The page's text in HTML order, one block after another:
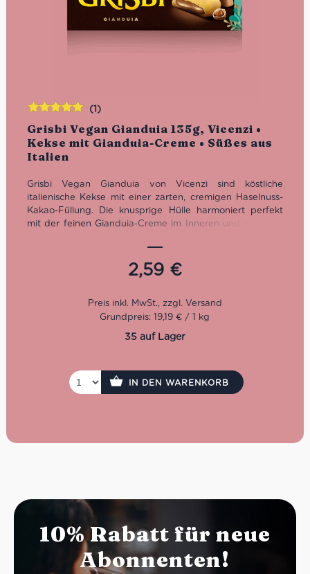
Grisbi Vegan Gianduia 135g, Vicenzi •
Kekse mit Gianduia-Creme • Süßes aus
Italien
(1)
Grisbi Vegan Gianduia von Vicenzi sind köstliche
italienische Kekse mit einer zarten, cremigen Haselnuss-
Kakao-Füllung. Die knusprige Hülle harmoniert perfekt
mit der feinen Gianduia-Creme im Inneren und sorgt für
tierische Zutaten hergestellt, verbinden diese veganen
Kekse traditionelle italienische Backkunst mit modernem
Genuss. Ideal als süße Begleitung zum Kaffee, als kleine
bewusste Genießer.
2,59 €
Bewertet
mit5.00von
5
Grundpreis: 19,19 € / 1 kg
35 auf Lager
IN DEN WARENKORB
10% Rabatt für neue
Abonnenten!